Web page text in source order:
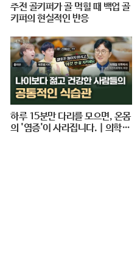
주전 골키퍼가 골 먹힐 때 백업 골
키퍼의 현실적인 반응
하루 15분만 다리를 모으면, 온몸
의 '염증'이 사라집니다. | 의학박